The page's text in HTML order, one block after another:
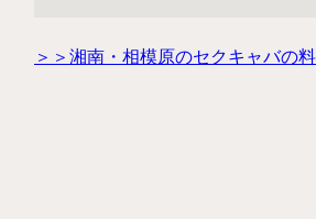
＞＞湘南・相模原のセクキャバの